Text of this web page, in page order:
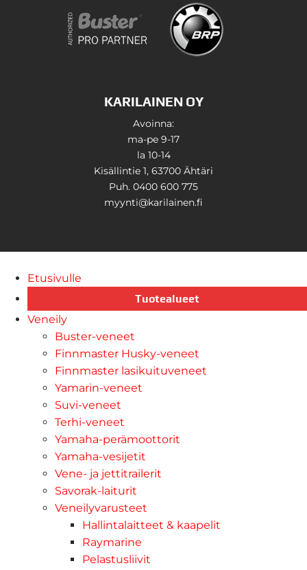
KARILAINEN OY
Avoinna:
ma-pe 9-17
la 10-14
Kisällintie 1, 63700 Ähtäri
Puh. 0400 600 775
myynti@karilainen.fi
Etusivulle
Tuotealueet
Veneily
Buster-veneet
Finnmaster Husky-veneet
Finnmaster lasikuituveneet
Yamarin-veneet
Suvi-veneet
Terhi-veneet
Yamaha-perämoottorit
Yamaha-vesijetit
Vene- ja jettitrailerit
Savorak-laiturit
Veneilyvarusteet
Hallintalaitteet & kaapelit
Raymarine
Pelastusliivit